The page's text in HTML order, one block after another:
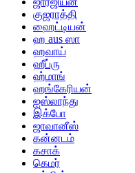
குஜராத்தி
ஹைட்டியன்
ஹ aus ஸா
ஹவாய்
ஹீப்ரு
ஹ்மாங்
ஹங்கேரியன்
ஐஸ்லாந்து
இக்போ
ஜாவானீஸ்
கன்னடம்
கசாக்
கெமர்